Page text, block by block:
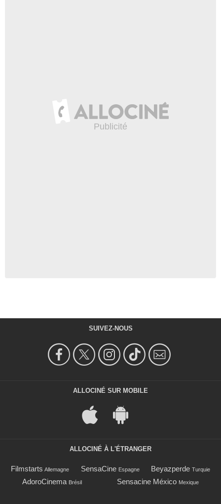
SUIVEZ-NOUS
ALLOCINÉ SUR MOBILE
ALLOCINÉ À L'ÉTRANGER
Filmstarts Allemagne SensaCine Espagne Beyazperde Turquie
AdoroCinema Brésil Sensacine México Mexique